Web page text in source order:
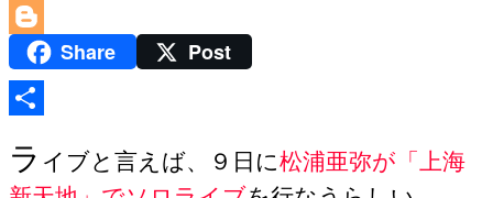
Line
BloggerShare Post
有
ラ イブと言えば、９日に松浦亜弥が「上海